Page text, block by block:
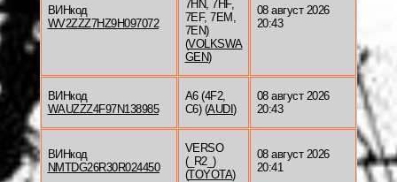
ВИНкод
WV2ZZZ7HZ9H097072
7HN, 7HF,
7EF, 7EM,
7EN)
(VOLKSWA
GEN)
08 август 2026
20:43
ВИНкод
WAUZZZ4F97N138985
A6 (4F2,
C6) (AUDI )
08 август 2026
20:43
ВИНкод
NMTDG26R30R024450
VERSO
(_R2_)
(TOYOTA)
08 август 2026
20:41